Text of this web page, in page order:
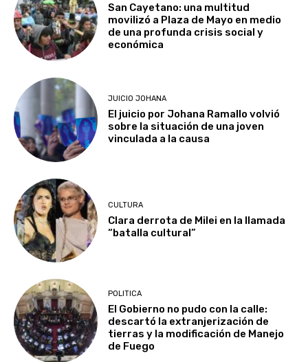
San Cayetano: una multitud
movilizó a Plaza de Mayo en medio
de una profunda crisis social y
económica
JUICIO JOHANA
El juicio por Johana Ramallo volvió
sobre la situación de una joven
vinculada a la causa
CULTURA
Clara derrota de Milei en la llamada
“batalla cultural”
POLITICA
El Gobierno no pudo con la calle:
descartó la extranjerización de
tierras y la modificación de Manejo
de Fuego